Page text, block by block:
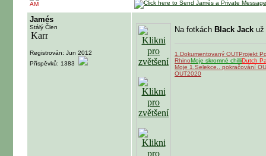
AM
Jamés
Stálý Člen
Registrován: Jun 2012
Příspěvků: 1383
Na fotkách Black Jack už
1.Dokumentovaný OUTProjekt
RhinoMoje skromné chilliDutch
Moje 1.Selekce.. pokračování
OUT2020